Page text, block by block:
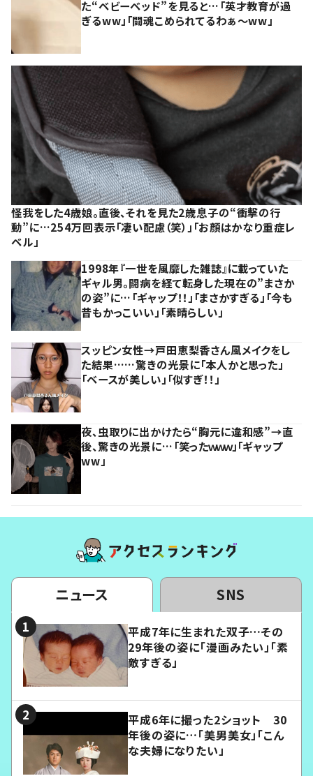
た“ベビーベッド”を見ると…「英才教育が過
ぎるww」「闘魂こめられてるわぁ～ww」
怪我をした4歳娘。直後、それを見た2歳息子の“衝撃の行
動”に…254万回表示「凄い配慮（笑）」「お顔はかなり重症レ
ベル」
1998年『一世を風靡した雑誌』に載っていた
ギャル男。闘病を経て転身した現在の”まさか
の姿”に…「ギャップ！！」「まさかすぎる」「今も
昔もかっこいい」「素晴らしい」
スッピン女性→戸田恵梨香さん風メイクをし
た結果……驚きの光景に「本人かと思った」
「ベースが美しい」「似すぎ！！」
夜、虫取りに出かけたら“胸元に違和感”→直
後、驚きの光景に…「笑ったｗｗｗ」「ギャップ
ww」
ニュース SNS
平成7年に生まれた双子…その
29年後の姿に「漫画みたい」「素
敵すぎる」
平成6年に撮った2ショット 30
年後の姿に…「美男美女」「こん
な夫婦になりたい」